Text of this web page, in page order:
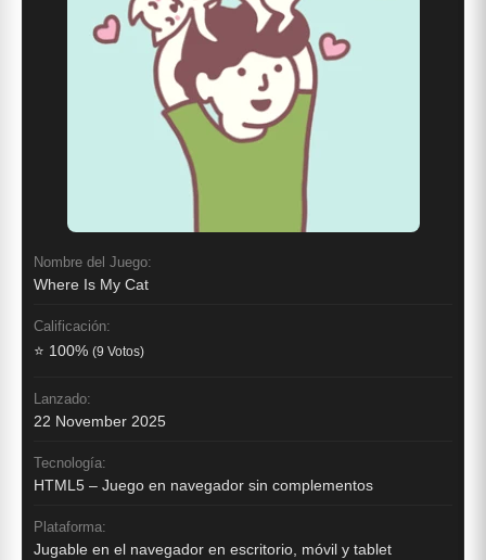
Nombre del Juego:
Where Is My Cat
Calificación:
⭐ 100% (9 Votos)
Lanzado:
22 November 2025
Tecnología:
HTML5 – Juego en navegador sin complementos
Plataforma:
Jugable en el navegador en escritorio, móvil y tablet